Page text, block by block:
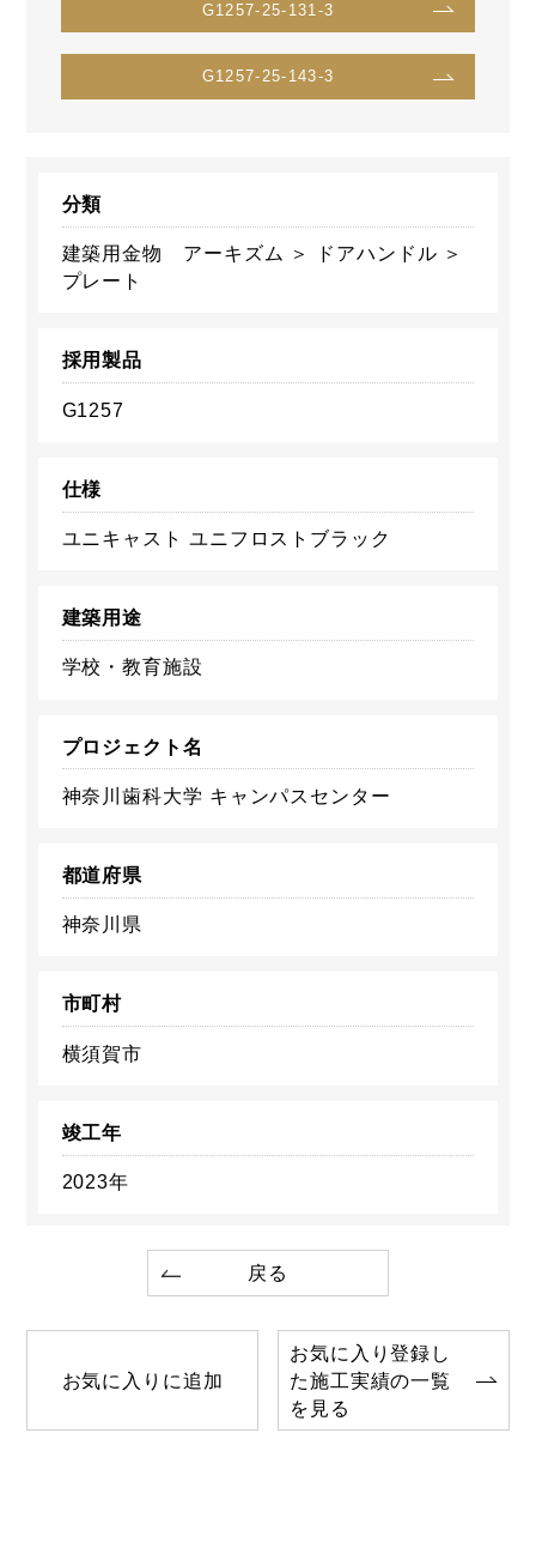
G1257-25-131-3
G1257-25-143-3
分類
建築用金物 アーキズム ＞ ドアハンドル ＞
プレート
採用製品
G1257
仕様
ユニキャスト ユニフロストブラック
建築用途
学校・教育施設
プロジェクト名
神奈川歯科大学 キャンパスセンター
都道府県
神奈川県
市町村
横須賀市
竣工年
2023年
戻る
お気に入りに追加
お気に入り登録し
た施工実績の一覧
を見る